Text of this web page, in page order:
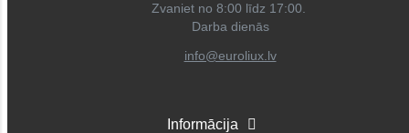
Zvaniet no 8:00 līdz 17:00.
Darba dienās
info@euroliux.lv
Informācija